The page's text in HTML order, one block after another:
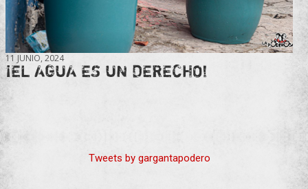
11 JUNIO, 2024
¡EL AGUA ES UN DERECHO!
Tweets by gargantapodero